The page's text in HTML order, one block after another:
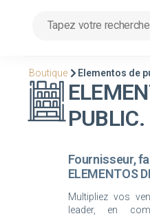
Boutique Elementos de
PUBLIC.
Fournisseur,
ELEMENTOS
Multipliez vos
leader, en